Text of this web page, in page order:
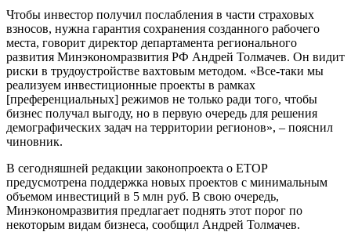
Чтобы инвестор получил послабления в части страховых
взносов, нужна гарантия сохранения созданного рабочего
места, говорит директор департамента регионального
развития Минэкономразвития РФ Андрей Толмачев. Он видит
риски в трудоустройстве вахтовым методом. «Все-таки мы
реализуем инвестиционные проекты в рамках
[преференциальных] режимов не только ради того, чтобы
бизнес получал выгоду, но в первую очередь для решения
демографических задач на территории регионов», – пояснил
чиновник.
В сегодняшней редакции законопроекта о ЕТОР
предусмотрена поддержка новых проектов с минимальным
объемом инвестиций в 5 млн руб. В свою очередь,
Минэкономразвития предлагает поднять этот порог по
некоторым видам бизнеса, сообщил Андрей Толмачев.